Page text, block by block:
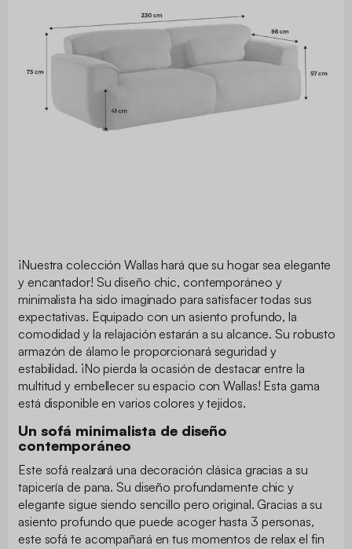
¡Nuestra colección Wallas hará que su hogar sea elegante
y encantador! Su diseño chic, contemporáneo y
minimalista ha sido imaginado para satisfacer todas sus
expectativas. Equipado con un asiento profundo, la
comodidad y la relajación estarán a su alcance. Su robusto
armazón de álamo le proporcionará seguridad y
estabilidad. ¡No pierda la ocasión de destacar entre la
multitud y embellecer su espacio con Wallas! Esta gama
está disponible en varios colores y tejidos.
Un sofá minimalista de diseño
contemporáneo
Este sofá realzará una decoración clásica gracias a su
tapicería de pana. Su diseño profundamente chic y
elegante sigue siendo sencillo pero original. Gracias a su
asiento profundo que puede acoger hasta 3 personas,
este sofá te acompañará en tus momentos de relax el fin